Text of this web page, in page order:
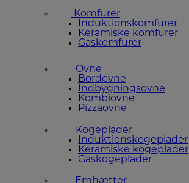
Komfurer
Induktionskomfurer
Keramiske komfurer
Gaskomfurer
Ovne
Bordovne
Indbygningsovne
Kombiovne
Pizzaovne
Kogeplader
Induktionskogeplader
Keramiske kogeplader
Gaskogeplader